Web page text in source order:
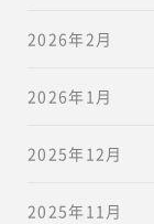
2026年2月
2026年1月
2025年12月
2025年11月